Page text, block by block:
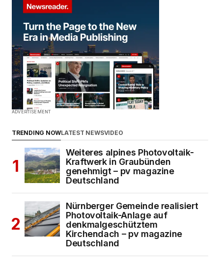
ADVERTISEMENT
TRENDING NOWLATEST NEWSVIDEO
Weiteres alpines Photovoltaik-
Kraftwerk in Graubünden
genehmigt – pv magazine
Deutschland
Nürnberger Gemeinde realisiert
Photovoltaik-Anlage auf
denkmalgeschütztem
Kirchendach – pv magazine
Deutschland